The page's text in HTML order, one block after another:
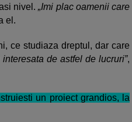
nivel.„Imi plac oamenii care
el.
ce studiaza dreptul, dar care
interesata de astfel de lucruri”,
un proiect grandios, la